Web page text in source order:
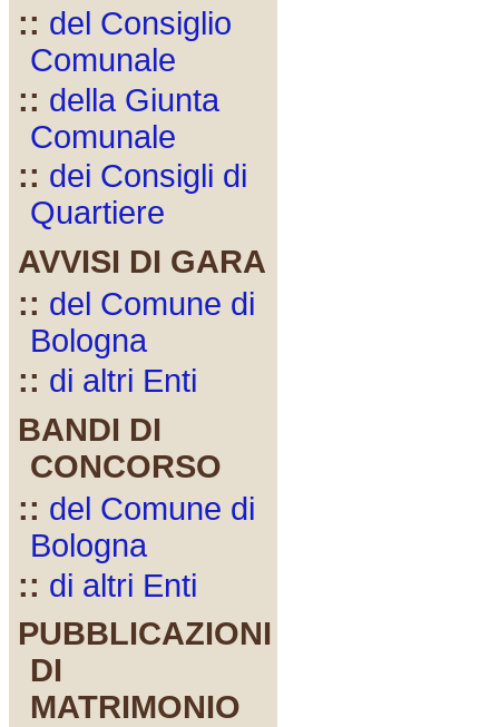
:: del Consiglio
Comunale
:: della Giunta
Comunale
:: dei Consigli di
Quartiere
AVVISI DI GARA
:: del Comune di
Bologna
:: di altri Enti
BANDI DI
CONCORSO
:: del Comune di
Bologna
:: di altri Enti
PUBBLICAZIONI
DI
MATRIMONIO